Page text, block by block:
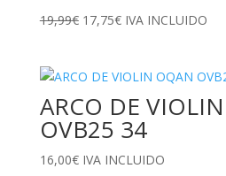
19,99€ El
era:
19,99€.
17,75€El
es:
17,75€.
IVA INCLUIDO
ARCO DE
OVB25 34
16,00€ IVA INCLUIDO